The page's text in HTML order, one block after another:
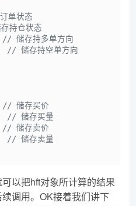
单状态
持仓状态
// 储存持多单方向
// 储存持空单方向
// 储存买价
// 储存买量
// 储存卖价
// 储存卖量
以把hft对象所计算的结果
调用。OK接着我们讲下